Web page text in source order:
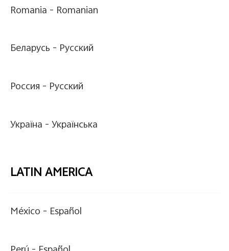
Romania - Romanian
Беларусь - Pусский
Россия - Pусский
Україна -Українська
LATIN AMERICA
México - Español